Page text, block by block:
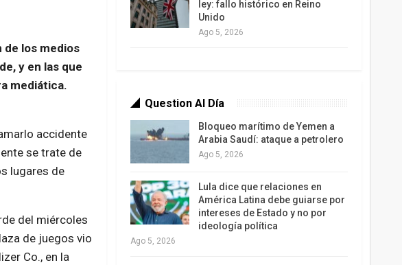
de los medios
y en las que
mediática.
accidente
se trate de
lugares de
del miércoles
de juegos vio
Co., en la
ley: fallo histórico en Reino
Unido
Ago 5, 2026
Question Al Día
Bloqueo marítimo de Yemen a
Arabia Saudí: ataque a petrolero
Ago 5, 2026
Lula dice que relaciones en
América Latina debe guiarse por
intereses de Estado y no por
ideología política
Ago 5, 2026